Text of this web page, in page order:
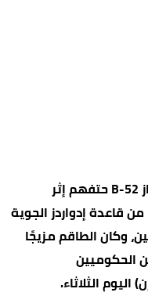
لقي 8 من أفراد طاقم قاذفة من طراز B-52 حتفهم إثر
قاعدة إدواردز الجوية
وكان الطاقم مزيجًا
الحكوميين
الثلاثاء.